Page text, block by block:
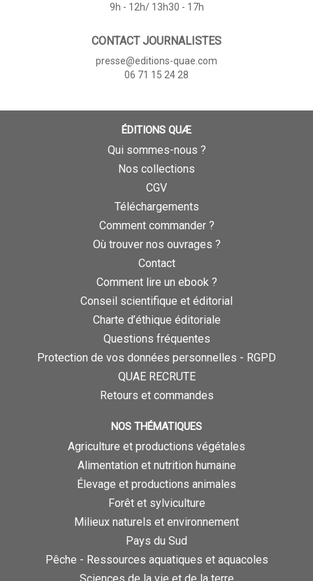
9h - 12h/ 13h30 - 17h
CONTACT JOURNALISTES
presse@editions-quae.com
06 71 15 24 28
ÉDITIONS QUÆ
Qui sommes-nous ?
Nos collections
CGV
Téléchargements
Comment commander ?
Où trouver nos ouvrages ?
Contact
Comment lire un ebook ?
Conseil scientifique et éditorial
Charte d’éthique éditoriale
Questions fréquentes
Protection de vos données personnelles - RGPD
QUAE RECRUTE
Retours et commandes
NOS THÉMATIQUES
Agriculture et productions végétales
Alimentation et nutrition humaine
Élevage et productions animales
Forêt et sylviculture
Milieux naturels et environnement
Pays du Sud
Pêche - Ressources aquatiques et aquacoles